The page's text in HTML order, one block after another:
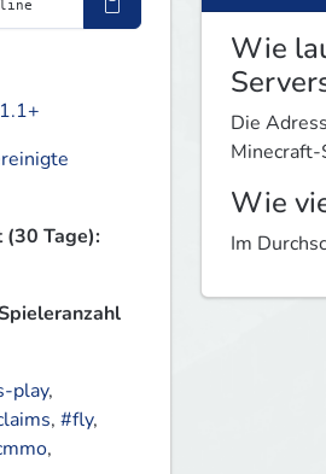
(30 Tage):
play,
, #fly,
,
Wie
Die
Wie
Im